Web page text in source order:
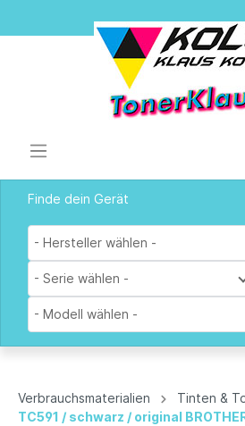
Finde dein Gerät
- Hersteller wählen -
- Serie wählen -
- Modell wählen -
Verbrauchsmaterialien
Tinten &
TC591 / schwarz / original